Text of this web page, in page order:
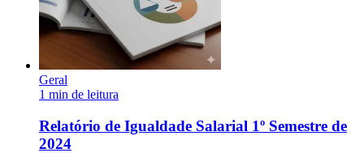
Geral
1 min de leitura
Relatório de Igualdade Salarial 1º Semestre de
2024